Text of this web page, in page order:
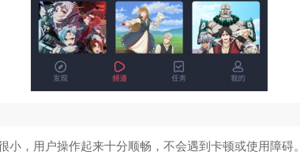
小，用户操作起来十分顺畅，不会遇到卡顿或使用障碍。